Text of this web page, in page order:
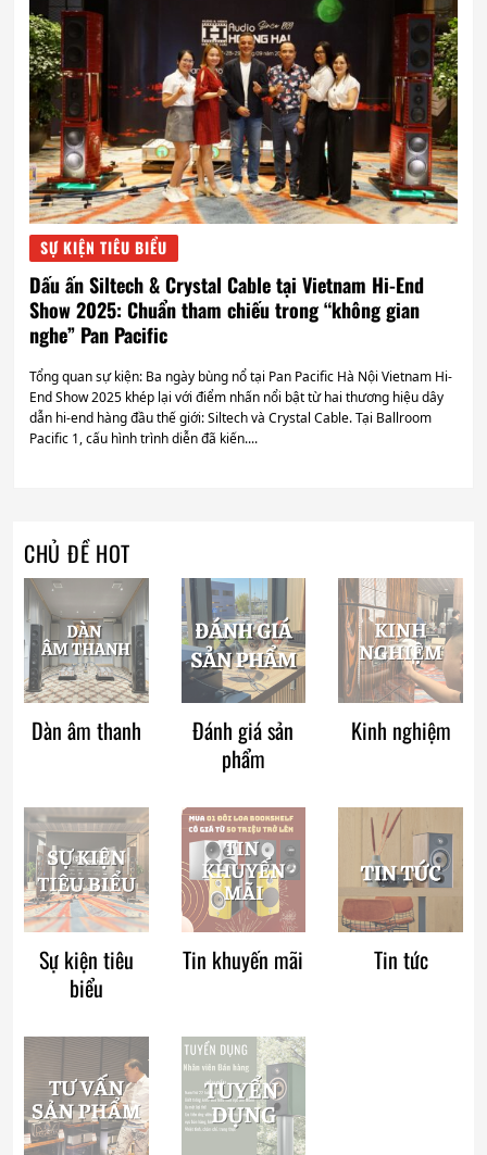
SỰ KIỆN TIÊU BIỂU
Dấu ấn Siltech & Crystal Cable tại Vietnam Hi-End
Show 2025: Chuẩn tham chiếu trong “không gian
nghe” Pan Pacific
Tổng quan sự kiện: Ba ngày bùng nổ tại Pan Pacific Hà Nội Vietnam Hi-
End Show 2025 khép lại với điểm nhấn nổi bật từ hai thương hiệu dây
dẫn hi-end hàng đầu thế giới: Siltech và Crystal Cable. Tại Ballroom
Pacific 1, cấu hình trình diễn đã kiến....
CHỦ ĐỀ HOT
Dàn âm thanh
Đánh giá sản
phẩm
Kinh nghiệm
Sự kiện tiêu
biểu
Tin khuyến mãi Tin tức